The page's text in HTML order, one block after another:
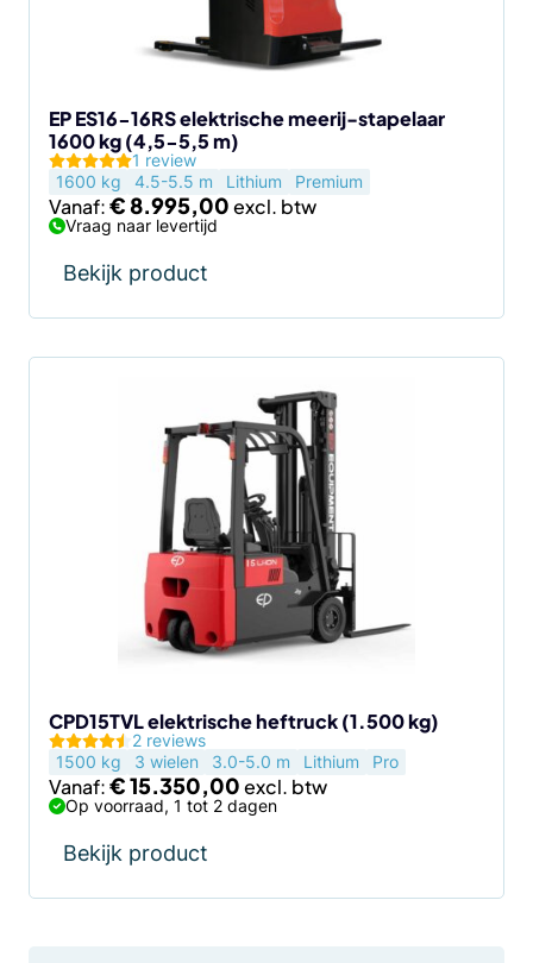
EP ES16-16RS elektrische meerij-stapelaar
1600 kg (4,5-5,5 m)
1 review
1600 kg
4.5-5.5 m Lithium Premium
Vanaf:€8.995,00
Vraag naar levertijd
Bekijk product
de
productpagina
CPD15TVL elektrische heftruck (1.500 kg)
2 reviews
1500 kg
3 wielen 3.0-5.0 m Lithium Pro
Vanaf:€15.350,00
Op voorraad, 1 tot 2 dagen
Bekijk product
de
productpagina